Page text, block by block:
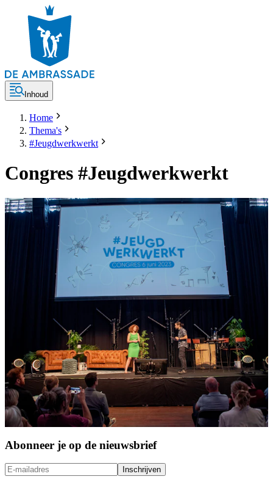
Inhoud
Home
Thema's
#Jeugdwerkwerkt
Congres #Jeugdwerkwerkt
Abonneer je op de nieuwsbrief
Inschrijven